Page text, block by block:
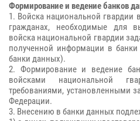
Формирование и ведение банков
1. Войска национальной гвардии
гражданах, необходимые для
войска национальной гвардии
полученной информации в
банки данных).
2. Формирование и ведение
войсками национальной
требованиями, установленными
Федерации.
3. Внесению в банки данных